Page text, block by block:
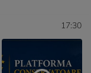
17:30